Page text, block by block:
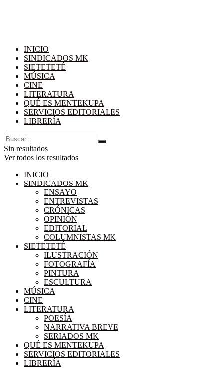
INICIO
SINDICADOS MK
SIETETETÉ
MÚSICA
CINE
LITERATURA
QUÉ ES MENTEKUPA
SERVICIOS EDITORIALES
LIBRERÍA
Sin resultados
Ver todos los resultados
INICIO
SINDICADOS MK
ENSAYO
ENTREVISTAS
CRÓNICAS
OPINIÓN
EDITORIAL
COLUMNISTAS MK
SIETETETÉ
ILUSTRACIÓN
FOTOGRAFÍA
PINTURA
ESCULTURA
MÚSICA
CINE
LITERATURA
POESÍA
NARRATIVA BREVE
SERIADOS MK
QUÉ ES MENTEKUPA
SERVICIOS EDITORIALES
LIBRERÍA